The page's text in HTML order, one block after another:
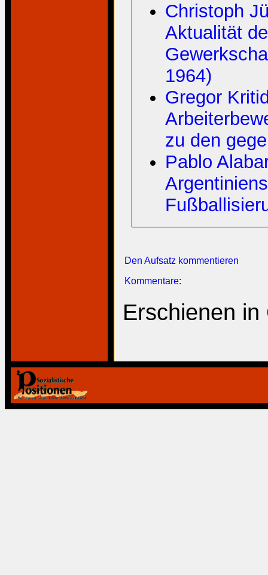
Christoph
Aktualität
1964)
Gregor
zu den
Pablo
Den Aufsatz kommentieren
Kommentare:
Erschienen in